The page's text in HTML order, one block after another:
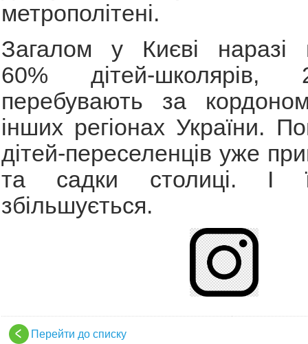
метрополітені.
Загалом у Києві наразі
60% дітей-школярів,
перебувають за
інших регіонах України.
дітей-переселенців уже
та садки столиці. І
збільшується.
Перейти до списку